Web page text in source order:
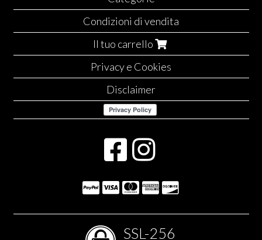
Condizioni di vendita
Il tuo carrello
Privacy e Cookies
Disclaimer
SSL-256